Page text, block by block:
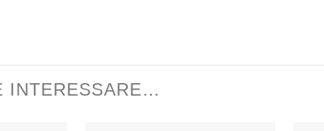
INTERESSARE…